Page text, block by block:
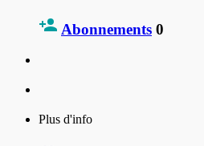
Abonnements 0
Plus d'info